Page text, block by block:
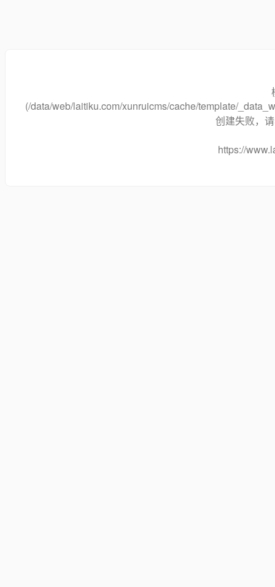
(/data/web/laitiku.com/xunruicms/cache/template/
创建失败，
https://